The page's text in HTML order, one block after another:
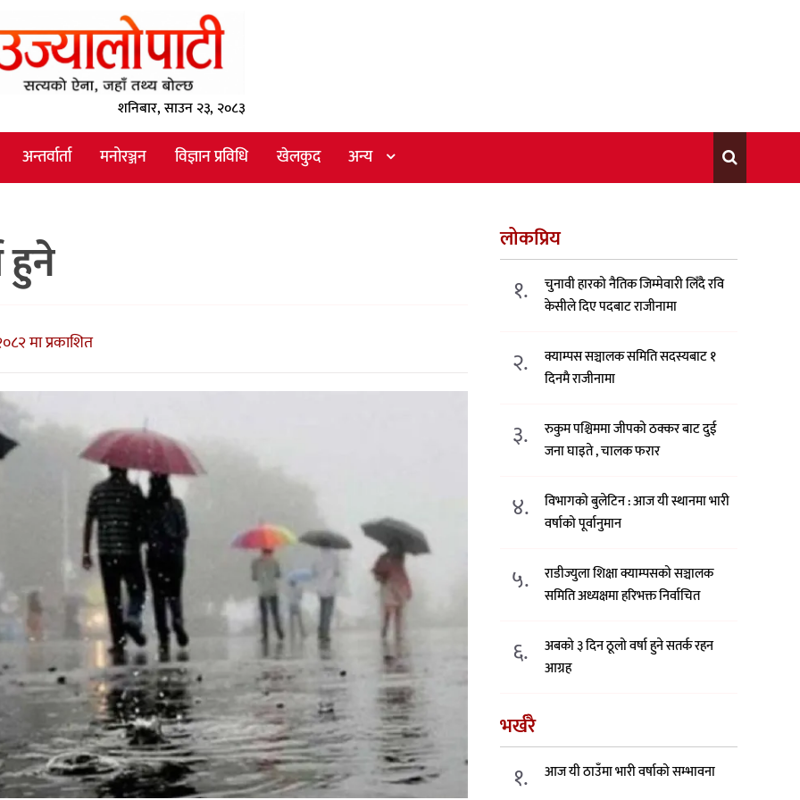
शनिबार, साउन २३, २०८३
अन्तर्वार्ता मनोरञ्जन विज्ञान प्रविधि खेलकुद अन्य
हुने
मा प्रकाशित
लोकप्रिय
१.
चुनावी हारको नैतिक जिम्मेवारी लिँदै रवि
केसीले दिए पदबाट राजीनामा
२.
क्याम्पस सञ्चालक समिति सदस्यबाट १
दिनमै राजीनामा
३.
रुकुम पश्चिममा जीपको ठक्कर बाट दुई
जना घाइते , चालक फरार
४.
विभागको बुलेटिन : आज यी स्थानमा भारी
वर्षाको पूर्वानुमान
५.
राडीज्युला शिक्षा क्याम्पसको सञ्चालक
समिति अध्यक्षमा हरिभक्त निर्वाचित
६.
अबको ३ दिन ठूलो वर्षा हुने सतर्क रहन
आग्रह
भर्खरै
१. आज यी ठाउँमा भारी वर्षाको सम्भावना